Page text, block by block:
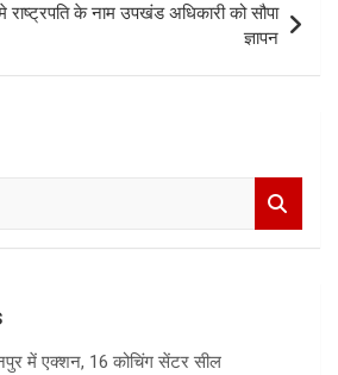
राष्ट्रपति के नाम उपखंड अधिकारी को सौपा
ज्ञापन
में एक्शन, 16 कोचिंग सेंटर सील